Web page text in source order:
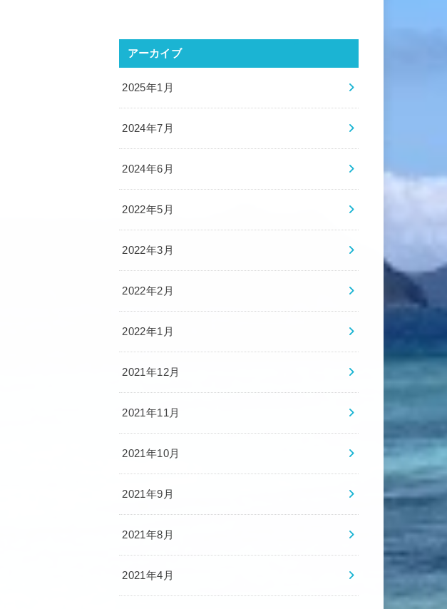
アーカイブ
2025年1月
2024年7月
2024年6月
2022年5月
2022年3月
2022年2月
2022年1月
2021年12月
2021年11月
2021年10月
2021年9月
2021年8月
2021年4月